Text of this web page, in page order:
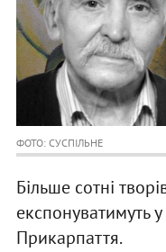
ФОТО: СУСПІЛЬНЕ
Більше сотні
експонуватимуть
Прикарпаття.